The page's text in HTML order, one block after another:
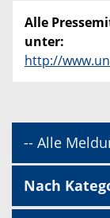
Alle
unter:
http://
-- Alle
Nach